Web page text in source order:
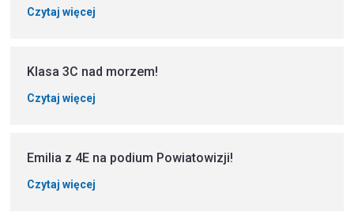
Czytaj więcej
Klasa 3C nad morzem!
Czytaj więcej
Emilia z 4E na podium Powiatowizji!
Czytaj więcej